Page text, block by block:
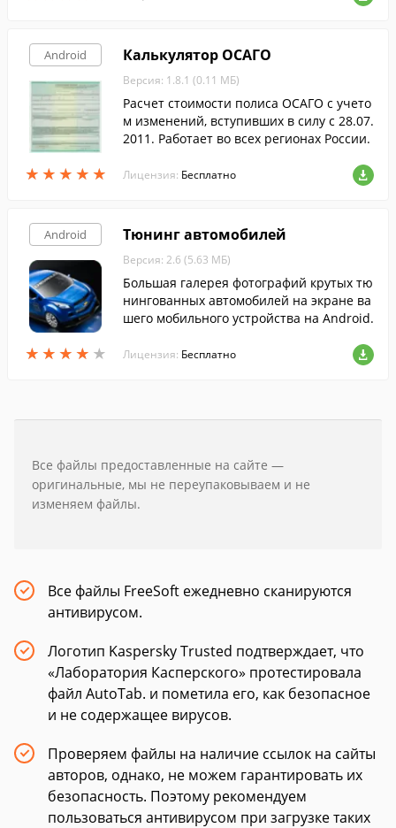
ъяснением правильных ответов.
Android
★ ★ ★ ★ ★
★ ★ ★ ★ ★
Калькулятор ОСАГО
Версия: 1.8.1 (0.11 МБ)
Расчет стоимости полиса ОСАГО с учето
м изменений, вступивших в силу с 28.07.
2011. Работает во всех регионах России.
Лицензия: Бесплатно
Android
★ ★ ★ ★ ★
★ ★ ★ ★ ★
Тюнинг автомобилей
Версия: 2.6 (5.63 МБ)
Большая галерея фотографий крутых тю
нингованных автомобилей на экране ва
шего мобильного устройства на Android.
Лицензия: Бесплатно
Все файлы предоставленные на сайте —
оригинальные, мы не переупаковываем и не
изменяем файлы.
Все файлы FreeSoft ежедневно сканируются
антивирусом.
Логотип Kaspersky Trusted подтверждает, что
«Лаборатория Касперского» протестировала
файл AutoTab. и пометила его, как безопасное
и не содержащее вирусов.
Проверяем файлы на наличие ссылок на сайты
авторов, однако, не можем гарантировать их
безопасность. Поэтому рекомендуем
пользоваться антивирусом при загрузке таких